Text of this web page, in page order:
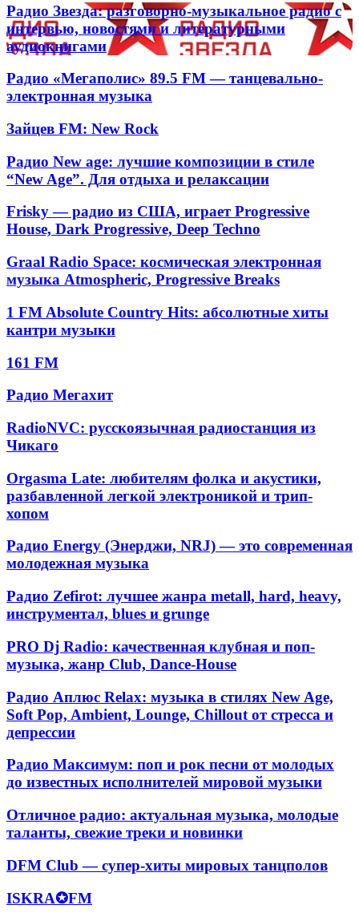
Радио
Звезда:
разговорно-
музыкальное
с
интервью,
и
литературными
Радио Звезда: разговорно-музыкальное радио с
интервью, новостями и литературными
аудиокнигами
Радио
«Мегаполис»
89.5
—
электронная
музыка
Радио «Мегаполис» 89.5 FM — танцевально-
электронная музыка
Зайцев
New
Rock
Зайцев FM: New Rock
Радио
New
age:
лучшие
композиции
в
“New
Age”.
Для
и
релаксации
Радио New age: лучшие композиции в стиле
“New Age”. Для отдыха и релаксации
Frisky
—
радио
США,
играет
House,
Dark
Progressive,
Techno
Frisky — радио из США, играет Progressive
House, Dark Progressive, Deep Techno
Graal
Space:
электронная
музыка
Progressive
Graal Radio Space: космическая электронная
музыка Atmospheric, Progressive Breaks
1
Absolute
Hits:
хиты
музыки
1 FM Absolute Country Hits: абсолютные хиты
кантри музыки
161
161 FM
Радио
Мегахит
Радио Мегахит
RadioNVC:
русскоязычная
радиостанция
Чикаго
RadioNVC: русскоязычная радиостанция из
Чикаго
Orgasma
Late:
любителям
фолка
акустики,
разбавленной
электроникой
и
трип-
Orgasma Late: любителям фолка и акустики,
разбавленной легкой электроникой и трип-
хопом
Радио
Energy
(Энерджи,
—
это
молодежная
музыка
Радио Energy (Энерджи, NRJ) — это современная
молодежная музыка
Радио
Zefirot:
лучшее
metall,
hard,
инструментал,
blues
и
grunge
Радио Zefirot: лучшее жанра metall, hard, heavy,
инструментал, blues и grunge
PRO
Radio:
клубная
и
поп-
музыка,
жанр
Club,
Dance-
PRO Dj Radio: качественная клубная и поп-
музыка, жанр Club, Dance-House
Радио
Аплюс
Relax:
музыка
стилях
New
Soft
Pop,
Ambient,
Chillout
стресса
Радио Аплюс Relax: музыка в стилях New Age,
Soft Pop, Ambient, Lounge, Chillout от стресса и
депрессии
Радио
Максимум:
поп
рок
песни
молодых
известных
исполнителей
Радио Максимум: поп и рок песни от молодых
до известных исполнителей мировой музыки
Отличное
актуальная
молодые
свежие
Отличное радио: актуальная музыка, молодые
таланты, свежие треки и новинки
DFM
—
супер-
DFM Club — супер-хиты мировых танцполов
ISKRA✪FM
ISKRA✪FM